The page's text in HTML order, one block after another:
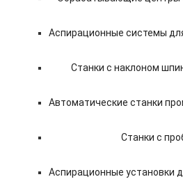
Аспирационные системы
Станки с наклоном
Автоматические станки
Станки с
Аспирационные установки